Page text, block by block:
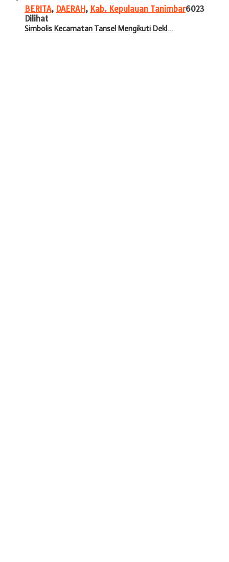
BERITA, DAERAH, Kab. Kepulauan Tanimbar6023
Dilihat
Simbolis Kecamatan Tansel Mengikuti Dekl…